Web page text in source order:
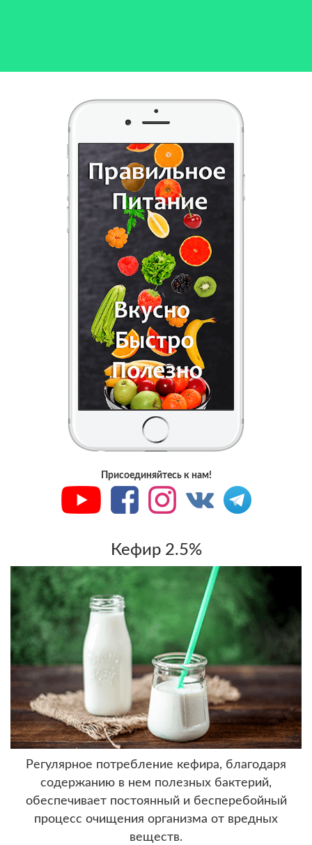
Присоединяйтесь к нам!
Кефир 2.5%
Регулярное потребление кефира, благодаря
содержанию в нем полезных бактерий,
обеспечивает постоянный и бесперебойный
процесс очищения организма от вредных
веществ.